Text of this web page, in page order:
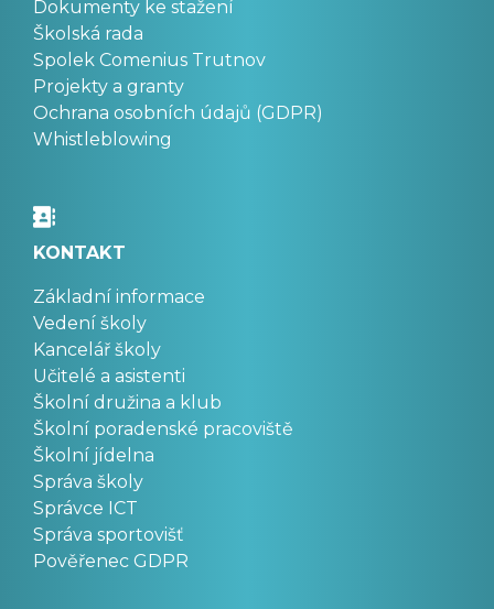
Dokumenty ke stažení
Školská rada
Spolek Comenius Trutnov
Projekty a granty
Ochrana osobních údajů (GDPR)
Whistleblowing
KONTAKT
Základní informace
Vedení školy
Kancelář školy
Učitelé a asistenti
Školní družina a klub
Školní poradenské pracoviště
Školní jídelna
Správa školy
Správce ICT
Správa sportovišť
Pověřenec GDPR